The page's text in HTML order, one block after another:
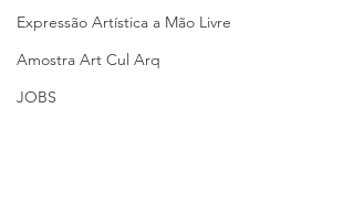
Expressão Artística a Mão Livre
Amostra Art Cul Arq
JOBS